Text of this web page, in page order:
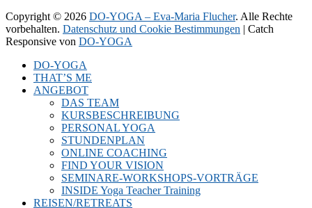
Copyright © 2026 DO-YOGA – Eva-Maria Flucher. Alle Rechte
vorbehalten. Datenschutz und Cookie Bestimmungen | Catch
Responsive von DO-YOGA
oben
scrollen
DO-YOGA
THAT’S ME
ANGEBOT
DAS TEAM
KURSBESCHREIBUNG
PERSONAL YOGA
STUNDENPLAN
ONLINE COACHING
FIND YOUR VISION
SEMINARE-WORKSHOPS-VORTRÄGE
INSIDE Yoga Teacher Training
REISEN/RETREATS